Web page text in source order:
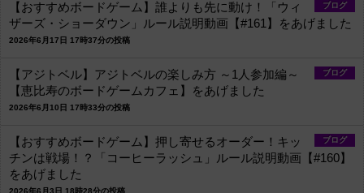
ブログ
【おすすめボードゲーム】誰よりも先に動け！「ウィ
ザーズ・ショーダウン」ルール説明動画【#161】をあげました
2026年6月17日 17時37分の投稿
ブログ
【アジトベル】アジトベルの楽しみ方 ～1人参加編～
【恵比寿のボードゲームカフェ】をあげました
2026年6月10日 17時33分の投稿
ブログ
【おすすめボードゲーム】押し寄せるオーダー！キッ
チンは戦場！？「コーヒーラッシュ」ルール説明動画【#160】
をあげました
2026年6月3日 18時28分の投稿